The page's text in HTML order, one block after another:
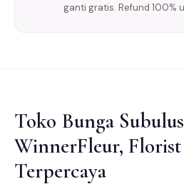
ganti gratis. Refund 100%
Toko Bunga
WinnerFleur,
Terpercaya